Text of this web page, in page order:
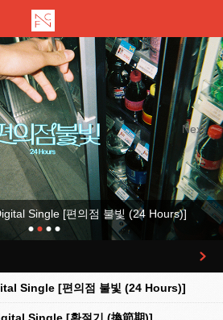
Next
Single [편의점 불빛 (24 Hours)]
Single [편의점 불빛 (24 Hours)]
더보기